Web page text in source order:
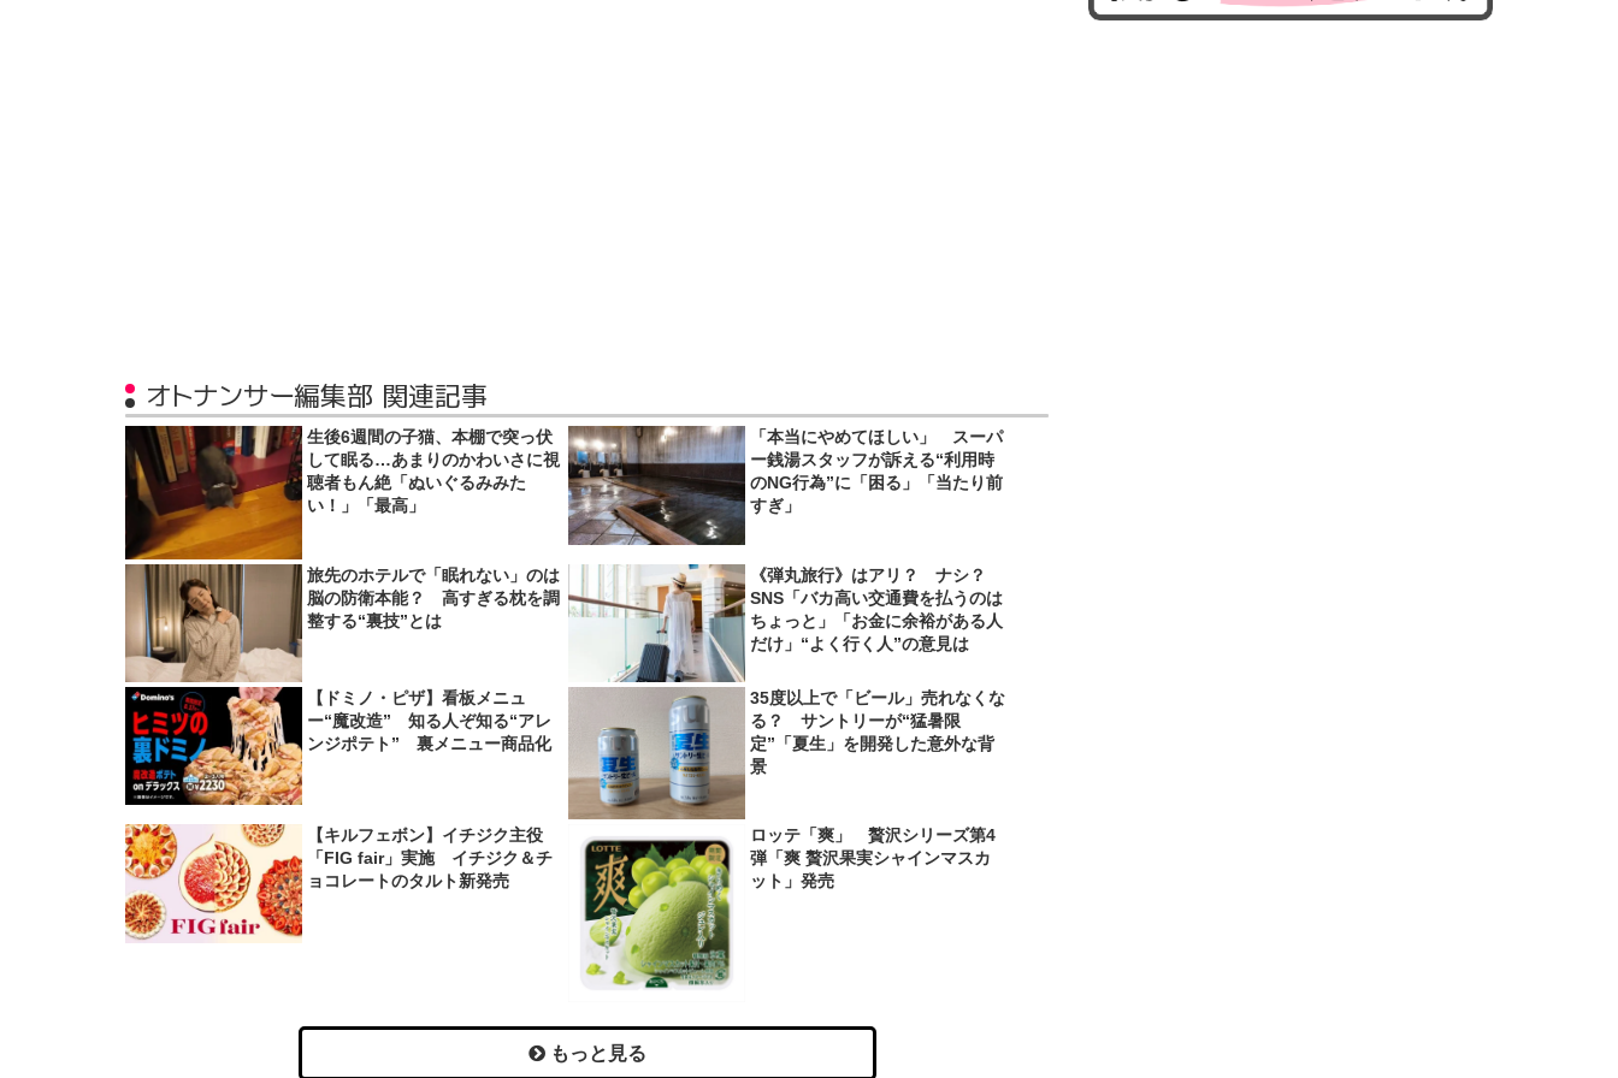
オトナンサー編集部 関連記事
生後6週間の子猫、本棚で突っ伏
して眠る…あまりのかわいさに視
聴者もん絶「ぬいぐるみみた
い！」「最高」
「本当にやめてほしい」 スーパ
ー銭湯スタッフが訴える“利用時
のNG行為”に「困る」「当たり前
すぎ」
旅先のホテルで「眠れない」のは
脳の防衛本能？ 高すぎる枕を調
整する“裏技”とは
《弾丸旅行》はアリ？ ナシ？
SNS「バカ高い交通費を払うのは
ちょっと」「お金に余裕がある人
だけ」“よく行く人”の意見は
【ドミノ・ピザ】看板メニュ
ー“魔改造” 知る人ぞ知る“アレ
ンジポテト” 裏メニュー商品化
35度以上で「ビール」売れなくな
る？ サントリーが“猛暑限
定”「夏生」を開発した意外な背
景
【キルフェボン】イチジク主役
「FIG fair」実施 イチジク＆チ
ョコレートのタルト新発売
ロッテ「爽」 贅沢シリーズ第4
弾「爽 贅沢果実シャインマスカ
ット」発売
もっと見る